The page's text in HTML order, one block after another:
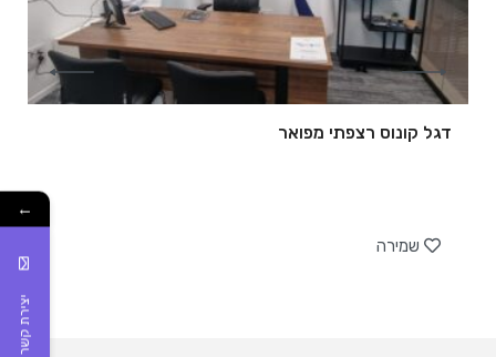
דגל קונוס רצפתי מפואר
שמירה
←
יצירת קשר